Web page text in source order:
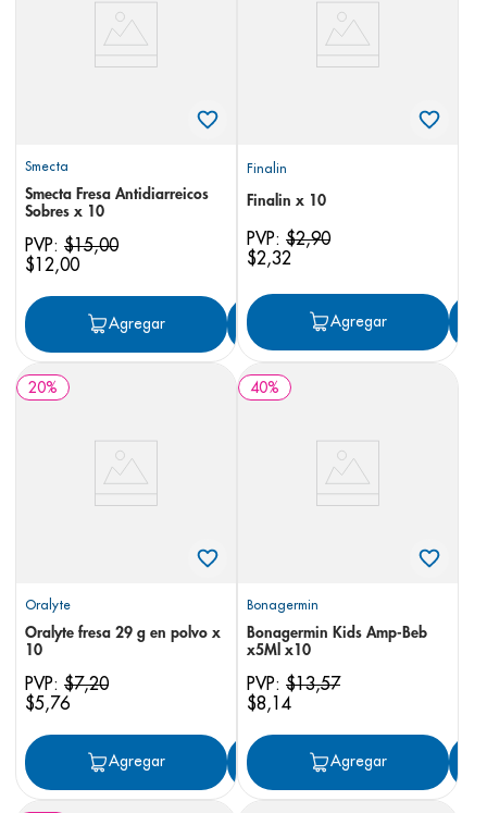
Smecta
Smecta Fresa Antidiarreicos
Sobres x 10
PVP: $15,00
$12,00
Agregar Agregar
Finalin
Finalin x 10
PVP: $2,90
$2,32
Agregar
20%
Oralyte
Oralyte fresa 29 g en polvo x
10
PVP: $7,20
$5,76
Agregar Agregar
40%
Bonagermin
Bonagermin Kids Amp-Beb
x5Ml x10
PVP: $13,57
$8,14
Agregar